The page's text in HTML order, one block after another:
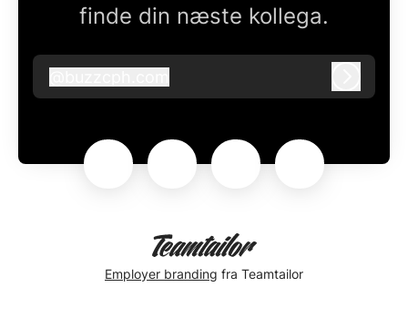
finde din næste kollega.
buzzcph.com
Employer branding fra Teamtailor